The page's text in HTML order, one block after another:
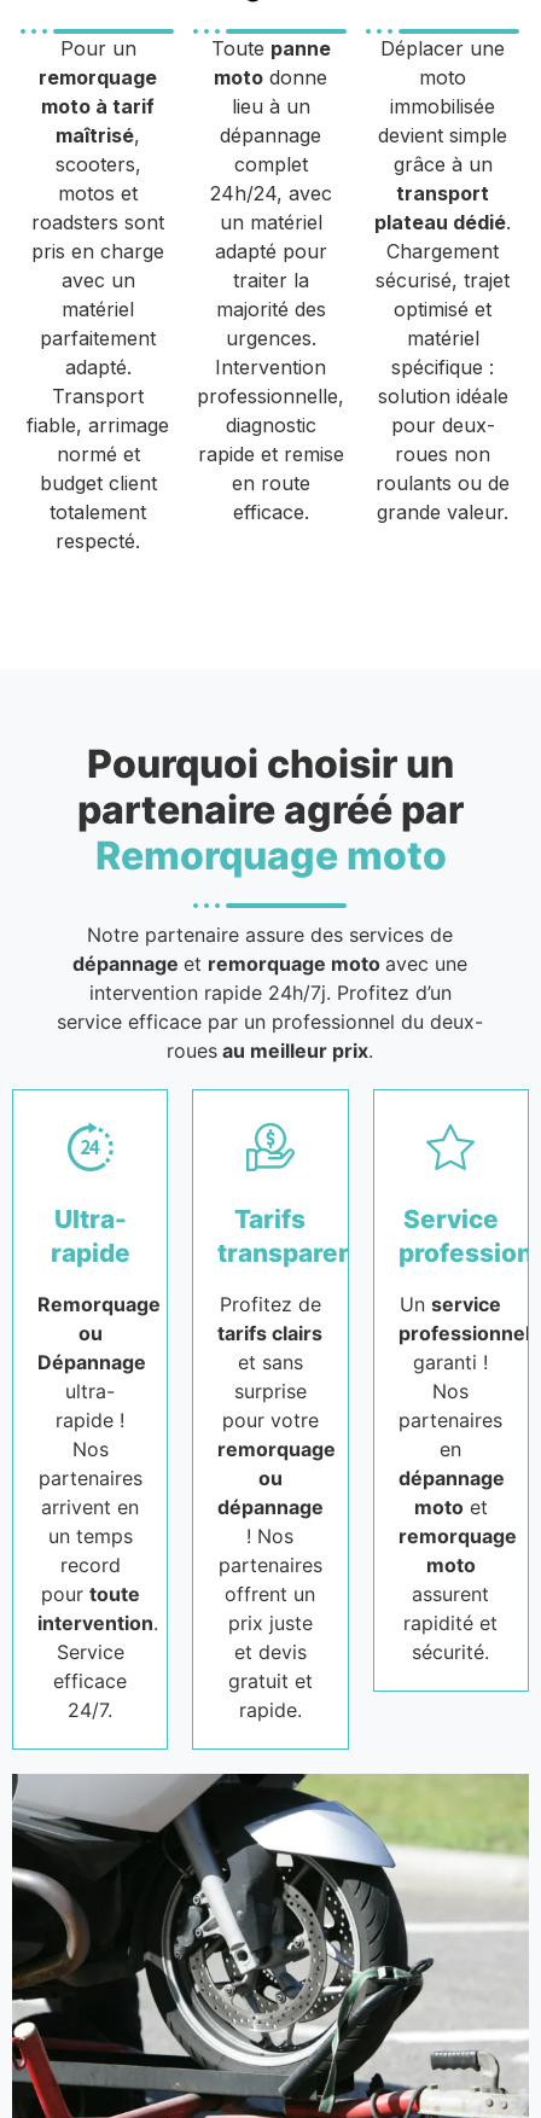
Pour un
remorquage
moto à tarif
maîtrisé,
scooters,
motos et
roadsters sont
pris en charge
avec un
matériel
parfaitement
adapté.
Transport
fiable, arrimage
normé et
budget client
totalement
respecté.
Toute panne
moto donne
lieu à un
dépannage
complet
24h/24, avec
un matériel
adapté pour
traiter la
majorité des
urgences.
Intervention
professionnelle,
diagnostic
rapide et remise
en route
efficace.
Déplacer une
moto
immobilisée
devient simple
grâce à un
transport
plateau dédié.
Chargement
sécurisé, trajet
optimisé et
matériel
spécifique :
solution idéale
pour deux-
roues non
roulants ou de
grande valeur.
Pourquoi choisir un
partenaire agréé par
Remorquage moto
Notre partenaire assure des services de
dépannageet remorquage motoavec une
intervention rapide 24h/7j. Profitez d’un
service efficace par un professionnel du deux-
roues au meilleur prix.
Ultra-
rapide
Remorquage
ou
Dépannage
ultra-
rapide !
Nos
partenaires
arrivent en
un temps
record
pour toute
intervention.
Service
efficace
24/7.
Tarifs
transparents
Profitez de
tarifs clairs
et sans
surprise
pour votre
remorquage
ou
dépannage
! Nos
partenaires
offrent un
prix juste
et devis
gratuit et
rapide.
Service
Unservice
professionnel
garanti !
Nos
partenaires
en
dépannage
motoet
remorquage
moto
assurent
rapidité et
sécurité.